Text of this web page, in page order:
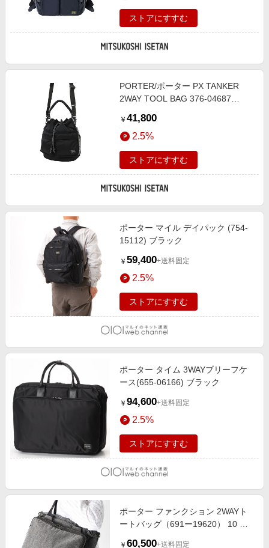
ストアにすすむ
PORTER/ポーター PX TANKER
2WAY TOOL BAG 376-04687
越伊勢丹/公式】
￥ 41,800
2.5%
ストアにすすむ
ポーター マイル デイパック (754-
15112) ブラック
￥ 59,400+送料固定
2.5%
ストアにすすむ
ポーター タイム 3WAYブリーフケ
ース(655-06166) ブラック
￥ 94,600+送料固定
2.5%
ストアにすすむ
ポーター ファンクション 2WAYト
ートバッグ（691ー19620） 10 ブ
￥ 60,500+送料固定